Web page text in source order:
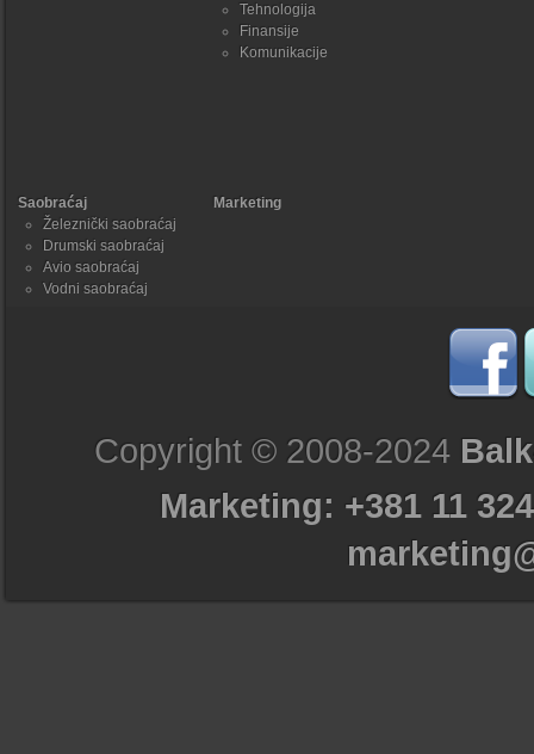
Tehnologija
Finansije
Komunikacije
Saobraćaj
Železnički saobraćaj
Drumski saobraćaj
Avio saobraćaj
Vodni saobraćaj
Marketing
Copyright © 2008-2024
Marketing: +381 11